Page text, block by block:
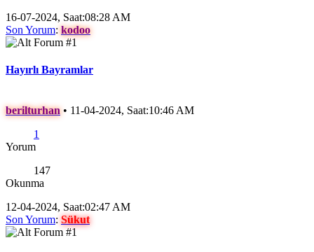
16-07-2024, Saat:08:28 AM
Son Yorum:kodoo
Hayırlı Bayramlar
berilturhan • 11-04-2024, Saat:10:46 AM
1
Yorum
147
Okunma
12-04-2024, Saat:02:47 AM
Son Yorum: Sükut